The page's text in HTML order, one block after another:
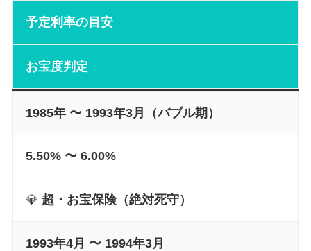
予定利率の目安
お宝度判定
1985年 〜 1993年3月（バブル期）
5.50% 〜 6.00%
💎 超・お宝保険（絶対死守）
1993年4月 〜 1994年3月